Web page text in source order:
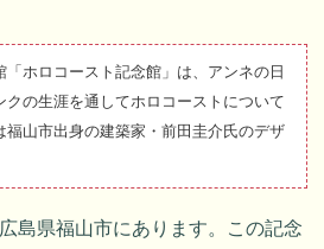
ホロコースト記念館」は、アンネの日
の生涯を通してホロコーストについて
福山市出身の建築家・前田圭介氏のデザ
島県福山市にあります。この記念